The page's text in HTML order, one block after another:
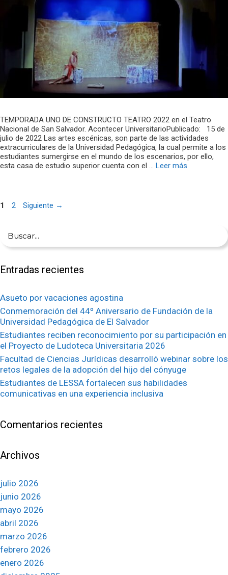
TEMPORADA UNO DE CONSTRUCTO TEATRO 2022 en el Teatro
Nacional de San Salvador. Acontecer UniversitarioPublicado: 15 de
julio de 2022 Las artes escénicas, son parte de las actividades
extracurriculares de la Universidad Pedagógica, la cual permite a los
estudiantes sumergirse en el mundo de los escenarios, por ello,
esta casa de estudio superior cuenta con el … Leer más
Navegación
Página
1 Página
2 Siguiente →
Buscar:
Entradas recientes
Asueto por vacaciones agostina
Conmemoración del 44º Aniversario de Fundación de la
Universidad Pedagógica de El Salvador
Estudiantes reciben reconocimiento por su participación en
el Proyecto de Ludoteca Universitaria 2026
Facultad de Ciencias Jurídicas desarrolló webinar sobre los
retos legales de la adopción del hijo del cónyuge
Estudiantes de LESSA fortalecen sus habilidades
comunicativas en una experiencia inclusiva
Comentarios recientes
Archivos
julio 2026
junio 2026
mayo 2026
abril 2026
marzo 2026
febrero 2026
enero 2026